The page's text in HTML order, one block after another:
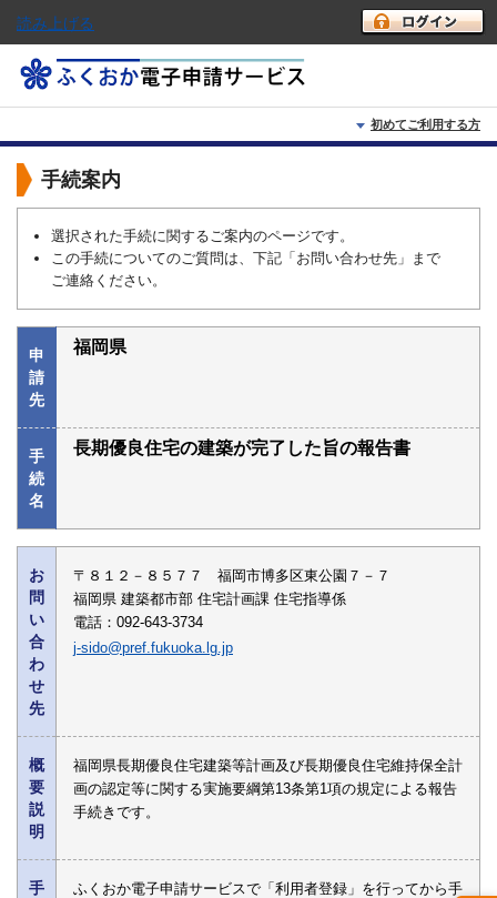
読み上げる
初めてご利用する方
初めて利用する方へ
利用上の注意
よくあるご質問
手続案内
選択された手続に関するご案内のページです。
この手続についてのご質問は、下記「お問い合わせ先」まで
ご連絡ください。
申
請
先
福岡県
手
続
名
長期優良住宅の建築が完了した旨の報告書
お
問
い
合
わ
せ
先
〒８１２－８５７７ 福岡市博多区東公園７－７
福岡県 建築都市部 住宅計画課 住宅指導係
電話：092-643-3734
j-sido@pref.fukuoka.lg.jp
概
要
説
明
福岡県長期優良住宅建築等計画及び長期優良住宅維持保全計
画の認定等に関する実施要綱第13条第1項の規定による報告
手続きです。
手
ふくおか電子申請サービスで「利用者登録」を行ってから手